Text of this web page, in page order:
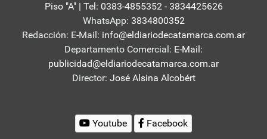
Piso "A" | Tel: 0383-4855352 - 3834425626
WhatsApp: 3834800352
Redacción: E-Mail: info@eldiariodecatamarca.com.ar
Departamento Comercial: E-Mail:
publicidad@eldiariodecatamarca.com.ar
Director: José Alsina Alcobért
Youtube Facebook